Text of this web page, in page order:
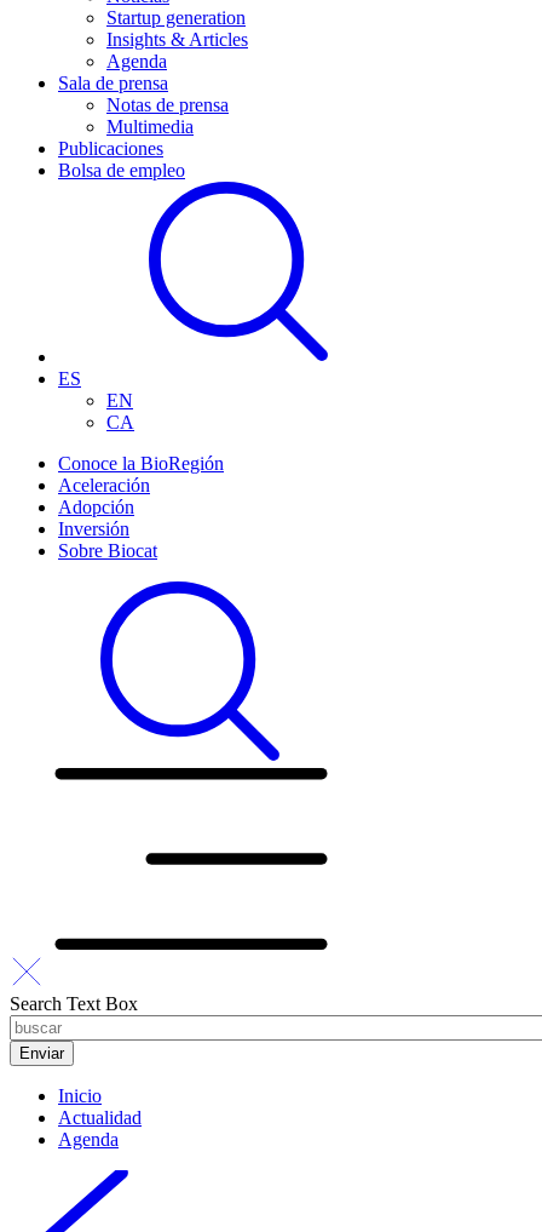
Startup generation
Insights & Articles
Agenda
Sala de prensa
Notas de prensa
Multimedia
Publicaciones
Bolsa de empleo
ES
EN
CA
Conoce la BioRegión
Aceleración
Adopción
Inversión
Sobre Biocat
Search Text Box
Inicio
Actualidad
Agenda